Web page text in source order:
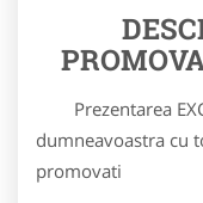
Prezentarea
dumneavoastra cu
promovati